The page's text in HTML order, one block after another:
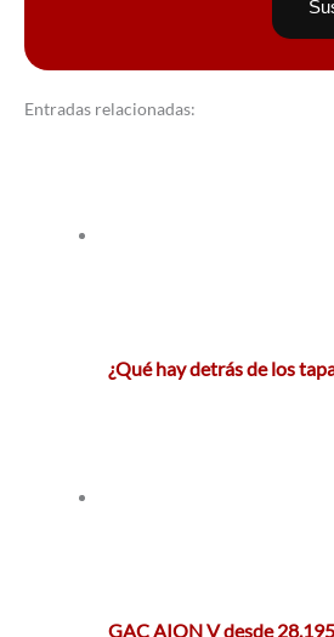
Entradas relacionadas:
¿Qué hay detrás de los
GAC AION V desde